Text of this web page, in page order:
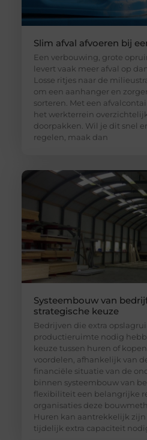
Slim afval afvoeren bij
Een verbouwing, grote
levert vaak meer afval op
Losse ritjes naar de
om een aanhanger en
sorteren. Met een
het werkterrein
doorpakken. Wil je dit snel
regelen, maak dan
Systeembouw van
strategische keuze
Bedrijven die extra
productieruimte nodig
keuze tussen huren of
voordelen, afhankelijk van
financiële situatie van de
binnen systeembouw van
flexibiliteit een belangrijke
organisaties deze
Huren kan aantrekkelijk
tijdelijk extra capaciteit